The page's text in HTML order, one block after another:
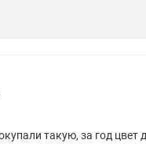
такую, за год цвет